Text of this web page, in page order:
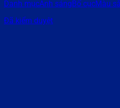
Danh mụcÁnh sángBố cụcMàu
Đã kiểm duyệt